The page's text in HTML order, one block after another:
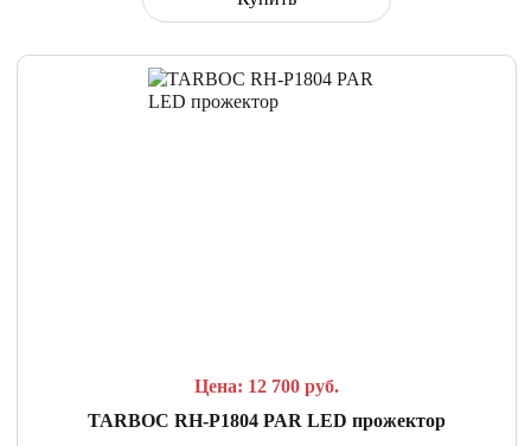
Цена: 12 700 руб.
TARBOC RH-P1804 PAR LED прожектор